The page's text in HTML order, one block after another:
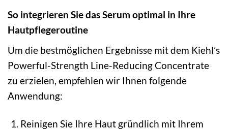
So integrieren Sie das Serum optimal in Ihre
Hautpflegeroutine
Um die bestmöglichen Ergebnisse mit dem Kiehl’s
Powerful-Strength Line-Reducing Concentrate
zu erzielen, empfehlen wir Ihnen folgende
Anwendung:
Reinigen Sie Ihre Haut gründlich mit Ihrem